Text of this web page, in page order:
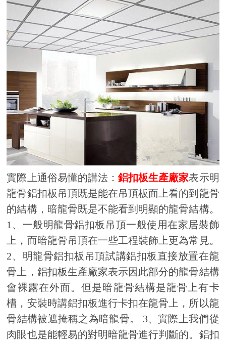
實際上通俗易懂的講法：鋁扣板生產廠家表示明
龍骨鋁扣板吊頂既是能在吊頂板面上看的到龍骨
的結構，暗龍骨既是不能看到明顯的龍骨結構。
1、一般明龍骨鋁扣板吊頂一般使用在家居裝飾
上，而暗龍骨吊頂在一些工程裝飾上更為常見。
2、明龍骨鋁扣板吊頂試講鋁扣板直接放置在龍
骨上，鋁扣板生產廠家表示因此部分的龍骨結構
會裸露在外面。但是暗龍骨結構是龍骨上有卡
槽，安裝時講鋁扣板進行卡扣在龍骨上，所以龍
骨結構被遮掩稱之為暗龍骨。 3、實際上我們從
肉眼也是能輕易的對明暗龍骨進行判斷的。鋁扣